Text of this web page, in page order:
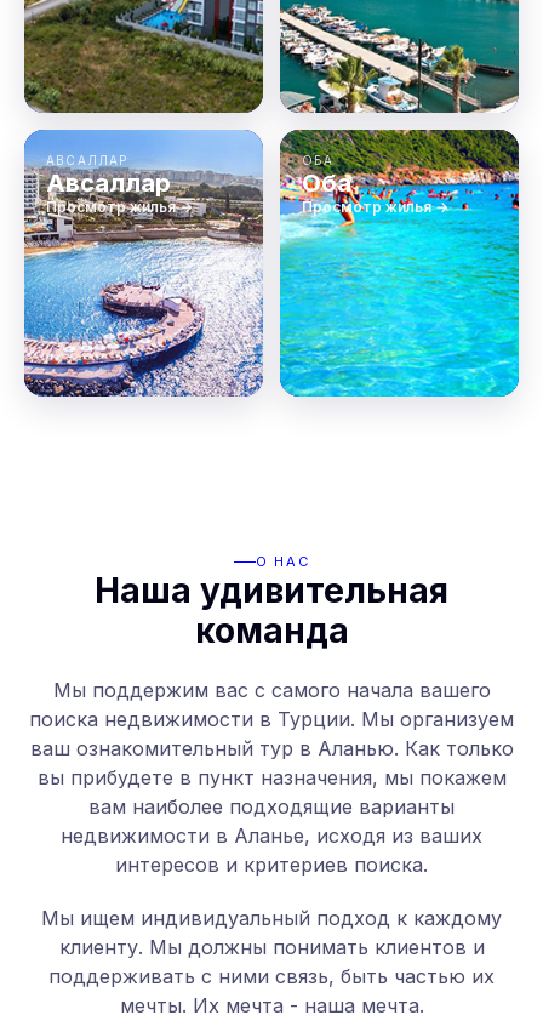
АВСАЛЛАР
Авсаллар
Просмотр жилья →
ОБА
Оба
Просмотр жилья →
О НАС
Наша удивительная
команда
Мы поддержим вас с самого начала вашего
поиска недвижимости в Турции. Мы организуем
ваш ознакомительный тур в Аланью. Как только
вы прибудете в пункт назначения, мы покажем
вам наиболее подходящие варианты
недвижимости в Аланье, исходя из ваших
интересов и критериев поиска.
Мы ищем индивидуальный подход к каждому
клиенту. Мы должны понимать клиентов и
поддерживать с ними связь, быть частью их
мечты. Их мечта - наша мечта.